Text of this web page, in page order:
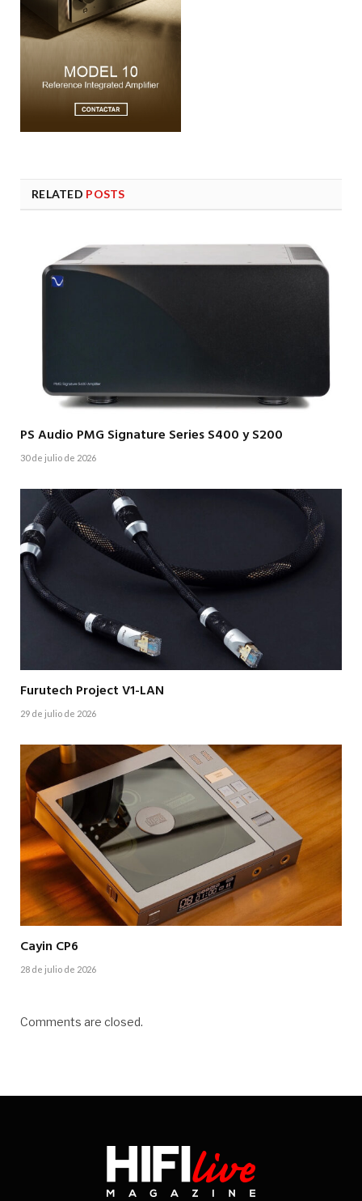
RELATED POSTS
PS Audio PMG Signature Series S400 y S200
30 de julio de 2026
Furutech Project V1-LAN
29 de julio de 2026
Cayin CP6
28 de julio de 2026
Comments are closed.